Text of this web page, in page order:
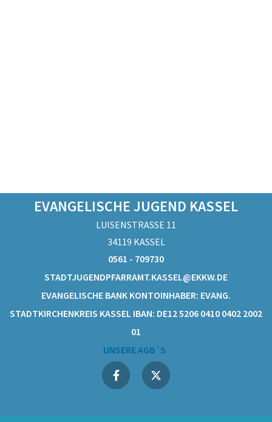
EVANGELISCHE JUGEND KASSEL
LUISENSTRASSE 11
34119 KASSEL
0561 - 709730
STADTJUGENDPFARRAMT.KASSEL@EKKW.DE
EVANGELISCHE BANK KONTOINHABER: EVANG.
STADTKIRCHENKREIS KASSEL IBAN: DE12 5206 0410 0402 2002
01
UNSERE AGB´S